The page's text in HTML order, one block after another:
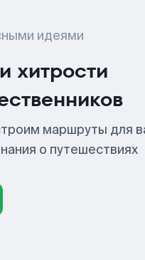
идеями
хитрости
маршруты для
о путешествиях